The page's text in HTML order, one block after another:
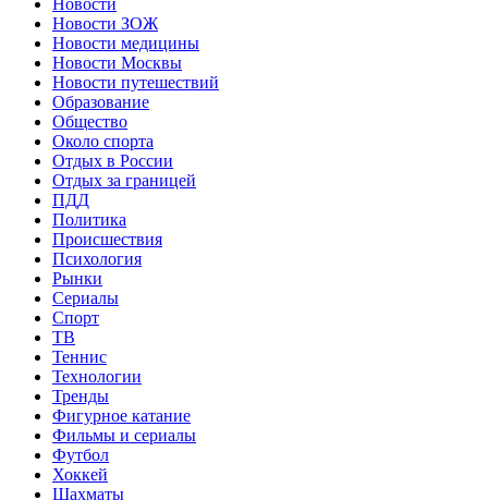
Новости ЗОЖ
Новости медицины
Новости Москвы
Новости путешествий
Образование
Общество
Около спорта
Отдых в России
Отдых за границей
ПДД
Политика
Происшествия
Психология
Рынки
Сериалы
Спорт
ТВ
Теннис
Технологии
Тренды
Фигурное катание
Фильмы и сериалы
Футбол
Хоккей
Шахматы